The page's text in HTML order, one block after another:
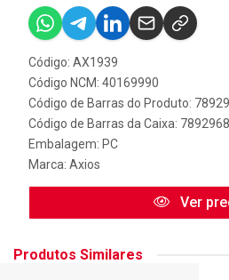
Código: AX1939
Código NCM: 40169990
Código de Barras do Produto:
Código de Barras da Caixa:
Embalagem: PC
Marca: Axios
Ver
Produtos Similares